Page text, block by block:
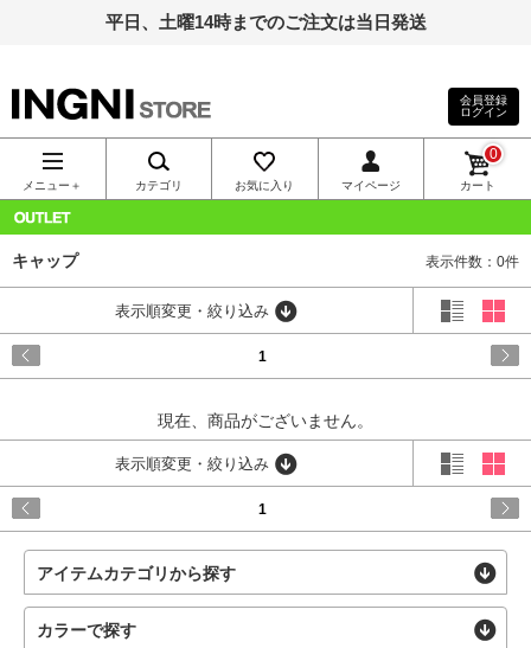
平日、土曜14時までのご注文は当日発送
INGNI（イン
グ）公式通
販｜INGNI
STORE
会員登録
ログイン
メニュー＋ カテゴリ お気に入り マイページ カート
0
キャップ 表示件数：0件
表示順変更・絞り込み
1
現在、商品がございません。
表示順変更・絞り込み
1
アイテムカテゴリから探す
カラーで探す